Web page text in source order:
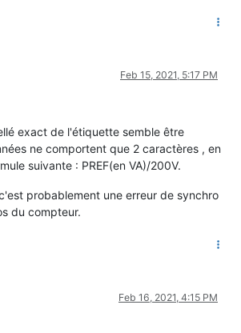
Feb 15, 2021, 5:17 PM
exact de l'étiquette semble être
ne comportent que 2 caractères , en
suivante : PREF(en VA)/200V.
probablement une erreur de synchro
du compteur.
Feb 16, 2021, 4:15 PM